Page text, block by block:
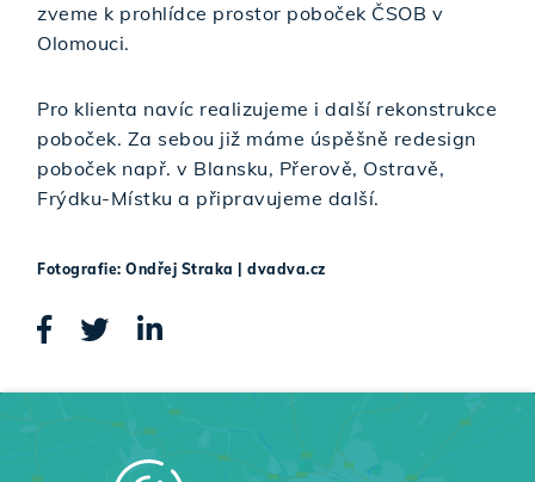
zveme k prohlídce prostor poboček ČSOB v
Olomouci.
Pro klienta navíc realizujeme i další rekonstrukce
poboček. Za sebou již máme úspěšně redesign
poboček např. v Blansku, Přerově, Ostravě,
Frýdku-Místku a připravujeme další.
Fotografie: Ondřej Straka | dvadva.cz